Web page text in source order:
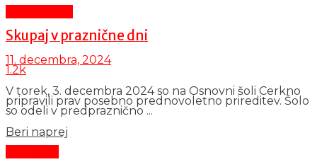
Skupaj v praznične dni
11. decembra, 2024
1.2k
V torek, 3. decembra 2024 so na Osnovni šoli Cerkno
pripravili prav posebno prednovoletno prireditev. Šolo
so odeli v predpraznično ...
Beri naprej